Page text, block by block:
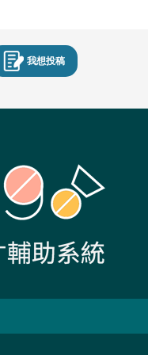
我想投稿